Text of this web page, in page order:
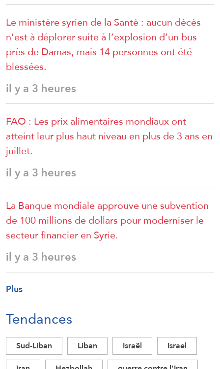
Le ministère syrien de la Santé : aucun décès
n’est à déplorer suite à l’explosion d’un bus
près de Damas, mais 14 personnes ont été
blessées.
il y a 3 heures
FAO : Les prix alimentaires mondiaux ont
atteint leur plus haut niveau en plus de 3 ans en
juillet.
il y a 3 heures
La Banque mondiale approuve une subvention
de 100 millions de dollars pour moderniser le
secteur financier en Syrie.
il y a 3 heures
Plus
Tendances
Sud-Liban Liban Israël
Israel